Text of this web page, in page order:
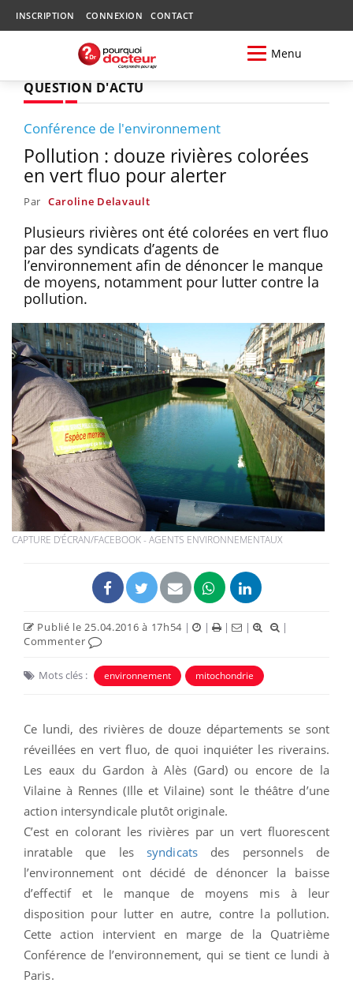
INSCRIPTION CONNEXION CONTACT
Menu
QUESTION D'ACTU
Conférence de l'environnement
Pollution : douze rivières colorées
en vert fluo pour alerter
Par Caroline Delavault
Plusieurs rivières ont été colorées en vert fluo
par des syndicats d’agents de
l’environnement afin de dénoncer le manque
de moyens, notamment pour lutter contre la
pollution.
CAPTURE D'ÉCRAN/FACEBOOK - AGENTS ENVIRONNEMENTAUX
Publié le 25.04.2016 à 17h54 | | | |
|
Commenter
Mots clés : environnement mitochondrie
Ce lundi, des rivières de douze départements se sont
réveillées en vert fluo, de quoi inquiéter les riverains.
Les eaux du Gardon à Alès (Gard) ou encore de la
Vilaine à Rennes (Ille et Vilaine) sont le théâtre d’une
action intersyndicale plutôt originale.
C’est en colorant les rivières par un vert fluorescent
inratable que les syndicatsdes personnels de
l’environnement ont décidé de dénoncer la baisse
d’effectif et le manque de moyens mis à leur
disposition pour lutter en autre, contre la pollution.
Cette action intervient en marge de la Quatrième
Conférence de l’environnement, qui se tient ce lundi à
Paris.